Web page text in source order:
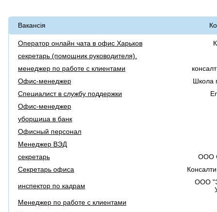
Вакансія
Оператор онлайн чата в офис Харьков
секретарь (помощник руководителя).
менеджер по работе с клиентами
Офис-менеджер
Школа
Специалист в службу поддержки
Офис-менеджер
уборщица в банк
Офисный персонал
Менеджер ВЭД
секретарь
ООО
Секретарь офиса
инспектор по кадрам
ООО
Менеджер по работе с клиентами